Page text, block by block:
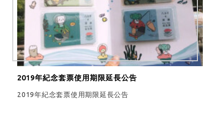
2019年紀念套票使用期限延長公告
2019年紀念套票使用期限延長公告